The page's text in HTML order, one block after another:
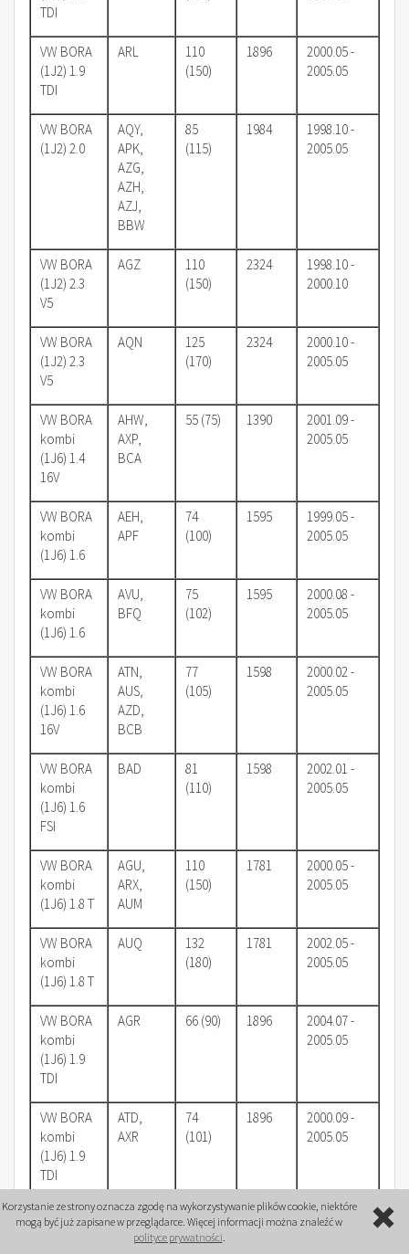
TDI
VW BORA
(1J2) 1.9
TDI
ARL
110
(150)
1896
2000.05 -
2005.05
VW BORA
(1J2) 2.0
AQY,
APK,
AZG,
AZH,
AZJ,
BBW
85
(115)
1984
1998.10 -
2005.05
VW BORA
(1J2) 2.3
V5
AGZ
110
(150)
2324
1998.10 -
2000.10
VW BORA
(1J2) 2.3
V5
AQN
125
(170)
2324
2000.10 -
2005.05
VW BORA
kombi
(1J6) 1.4
16V
AHW,
AXP,
BCA
55 (75) 1390
2001.09 -
2005.05
VW BORA
kombi
(1J6) 1.6
AEH,
APF
74
(100)
1595
1999.05 -
2005.05
VW BORA
kombi
(1J6) 1.6
AVU,
BFQ
75
(102)
1595
2000.08 -
2005.05
VW BORA
kombi
(1J6) 1.6
16V
ATN,
AUS,
AZD,
BCB
77
(105)
1598
2000.02 -
2005.05
VW BORA
kombi
(1J6) 1.6
FSI
BAD
81
(110)
1598
2002.01 -
2005.05
VW BORA
kombi
(1J6) 1.8 T
AGU,
ARX,
AUM
110
(150)
1781
2000.05 -
2005.05
VW BORA
kombi
(1J6) 1.8 T
AUQ
132
(180)
1781
2002.05 -
2005.05
VW BORA
kombi
(1J6) 1.9
TDI
AGR 66 (90) 1896
2004.07 -
2005.05
VW BORA
kombi
(1J6) 1.9
TDI
ATD,
AXR
74
(101)
1896
2000.09 -
2005.05
VW BORA
kombi
AHF, ASV
81
(110)
1896
1999.05 -
Korzystanie ze strony oznacza zgodę na wykorzystywanie plików cookie, niektóre
mogą być już zapisane w przeglądarce. Więcej informacji można znaleźć w
polityce prywatności.